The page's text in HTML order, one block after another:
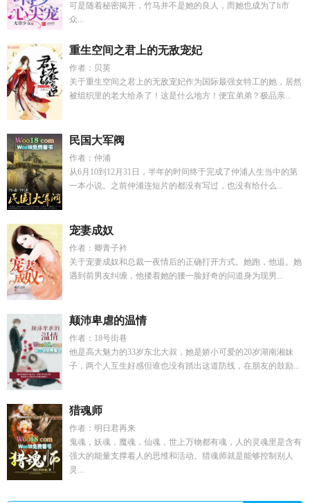
可是随着秘密揭开，竹马并不是她的良人，而她也成为了h市
众...
重生空间之君上的无敌宠妃
作者：贝英
关于重生空间之君上的无敌宠妃作为国际最强女特工的她，居然
被组织里的老大给杀了！这是什么地方！便宜弟弟？极品亲...
民国大军阀
作者：仲浦
从6月10到12月31日，半年的时间终于完成了仲浦人生当中的第
一本小说。之前仲浦连短片的都没有写过，也没有给什么...
宠妻成奴
作者：卿青子衿
关于宠妻成奴和总裁一夜情后的正确打开方式。她跑，他追。她
遇到前男友纠缠，他搂着她的腰一脸好奇的问道身为现男...
颠沛卑虐的温情
作者：18号街巷
他是高大魅力的33岁东北大叔，她是娇小可爱的20岁湖南湘妹
子，两个人互生好感但谁也没有踏出这道防线，在朋友的鼓励...
猎魂师
作者：明日君再来
鬼魂，妖魂，魔魂，仙魂，世上万物都有魂，人的灵魂里是含有
强大的能量支撑着人的思维和活动。猎魂师就是能够控制别人
灵...